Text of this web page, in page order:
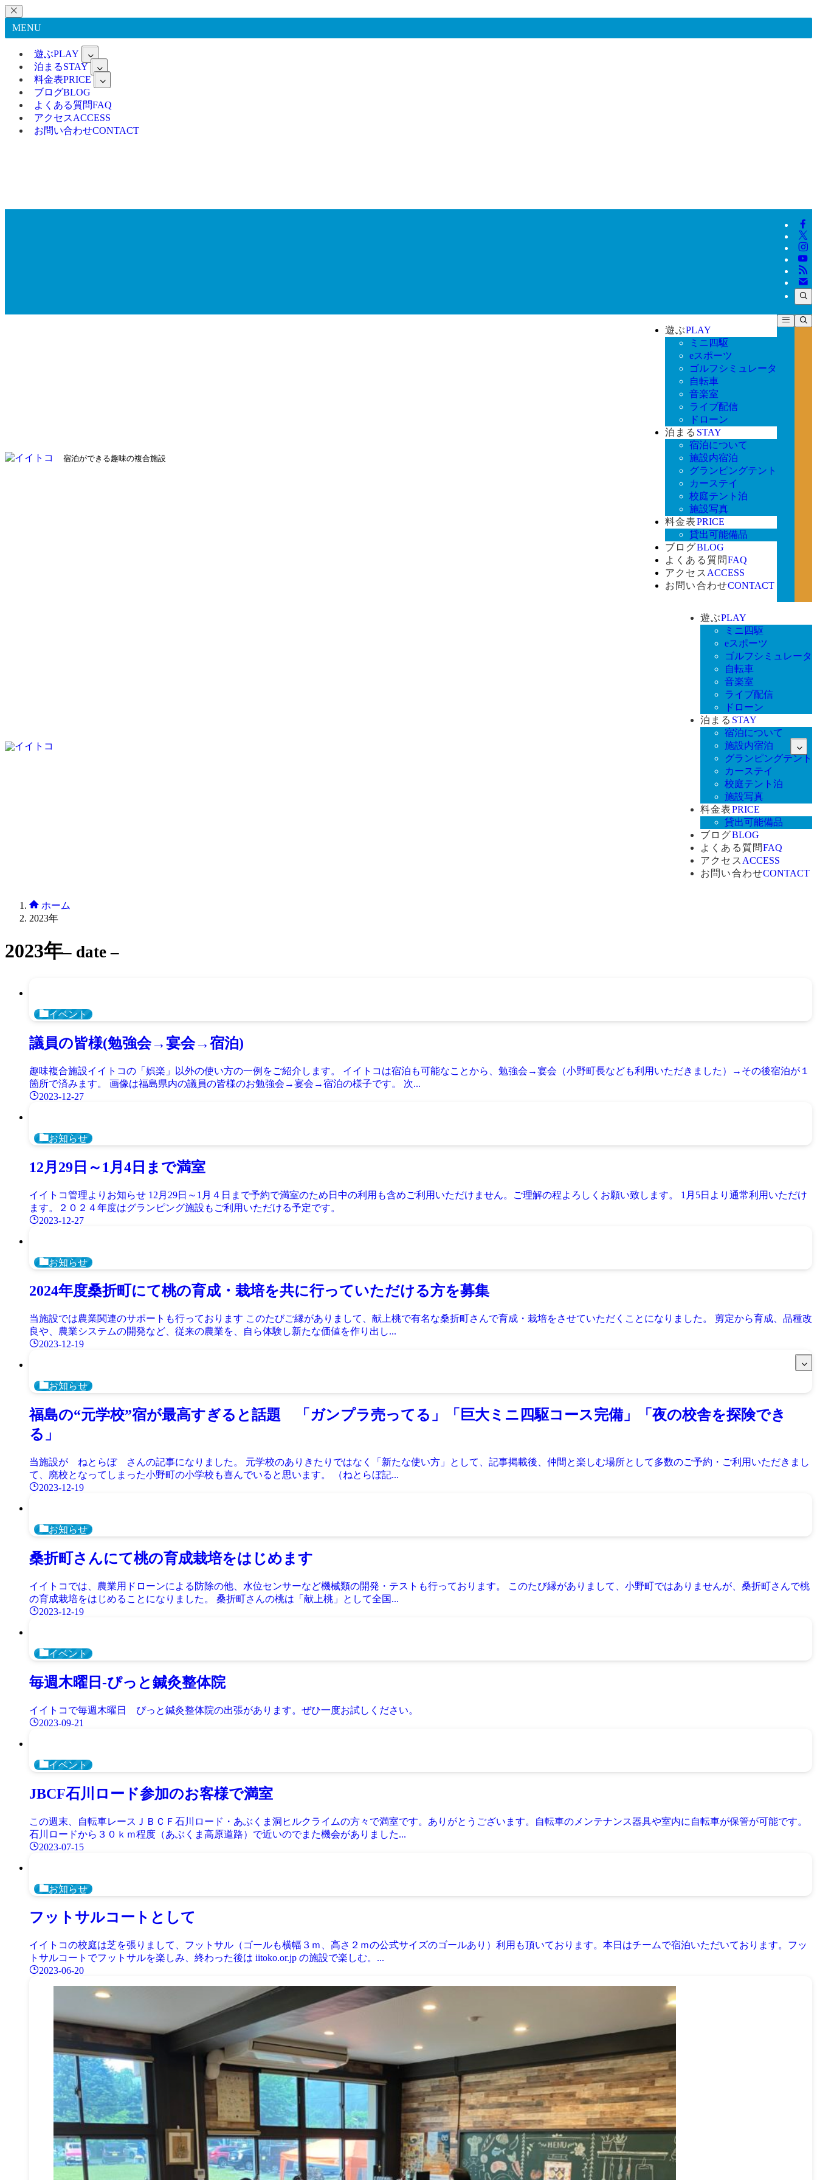
MENU
遊ぶPLAY
泊まるSTAY
料金表PRICE
ブログBLOG
よくある質問FAQ
アクセスACCESS
お問い合わせCONTACT
宿泊ができる趣味の複合施設
遊ぶPLAY
ミニ四駆
eスポーツ
ゴルフシミュレータ
自転車
音楽室
ライブ配信
ドローン
泊まる STAY
宿泊について
施設内宿泊
グランピングテント
カーステイ
校庭テント泊
施設写真
料金表PRICE
貸出可能備品
ブログBLOG
よくある質問FAQ
アクセス ACCESS
お問い合わせCONTACT
遊ぶPLAY
ミニ四駆
eスポーツ
ゴルフシミュレータ
自転車
音楽室
ライブ配信
ドローン
泊まる STAY
宿泊について
施設内宿泊
グランピングテント
カーステイ
校庭テント泊
施設写真
料金表PRICE
貸出可能備品
ブログBLOG
よくある質問FAQ
アクセス ACCESS
お問い合わせCONTACT
ホーム
2023年
2023年– date –
イベント
議員の皆様(勉強会→宴会→宿泊)
趣味複合施設イイトコの「娯楽」以外の使い方の一例をご紹介します。 イイトコは宿泊も可能なことから、勉強会→宴会（小野町長なども利用いただきました）→その後宿泊が１
箇所で済みます。 画像は福島県内の議員の皆様のお勉強会→宴会→宿泊の様子です。 次...
2023-12-27
お知らせ
12月29日～1月4日まで満室
イイトコ管理よりお知らせ 12月29日～1月４日まで予約で満室のため日中の利用も含めご利用いただけません。ご理解の程よろしくお願い致します。 1月5日より通常利用いただけ
ます。２０２４年度はグランピング施設もご利用いただける予定です。
2023-12-27
お知らせ
2024年度桑折町にて桃の育成・栽培を共に行っていただける方を募集
当施設では農業関連のサポートも行っております このたびご縁がありまして、献上桃で有名な桑折町さんで育成・栽培をさせていただくことになりました。 剪定から育成、品種改
良や、農業システムの開発など、従来の農業を、自ら体験し新たな価値を作り出し...
2023-12-19
お知らせ
福島の“元学校”宿が最高すぎると話題 「ガンプラ売ってる」「巨大ミニ四駆コース完備」「夜の校舎を探険でき
る」
当施設が ねとらぼ さんの記事になりました。 元学校のありきたりではなく「新たな使い方」として、記事掲載後、仲間と楽しむ場所として多数のご予約・ご利用いただきまし
て、廃校となってしまった小野町の小学校も喜んでいると思います。 （ねとらぼ記...
2023-12-19
お知らせ
桑折町さんにて桃の育成栽培をはじめます
イイトコでは、農業用ドローンによる防除の他、水位センサーなど機械類の開発・テストも行っております。 このたび縁がありまして、小野町ではありませんが、桑折町さんで桃
の育成栽培をはじめることになりました。 桑折町さんの桃は「献上桃」として全国...
2023-12-19
イベント
毎週木曜日-ぴっと鍼灸整体院
イイトコで毎週木曜日 ぴっと鍼灸整体院の出張があります。ぜひ一度お試しください。
2023-09-21
イベント
JBCF石川ロード参加のお客様で満室
この週末、自転車レースＪＢＣＦ石川ロード・あぶくま洞ヒルクライムの方々で満室です。ありがとうございます。自転車のメンテナンス器具や室内に自転車が保管が可能です。
石川ロードから３０ｋｍ程度（あぶくま高原道路）で近いのでまた機会がありました...
2023-07-15
お知らせ
フットサルコートとして
イイトコの校庭は芝を張りまして、フットサル（ゴールも横幅３ｍ、高さ２ｍの公式サイズのゴールあり）利用も頂いております。本日はチームで宿泊いただいております。フッ
トサルコートでフットサルを楽しみ、終わった後は iitoko.or.jp の施設で楽しむ。...
2023-06-20